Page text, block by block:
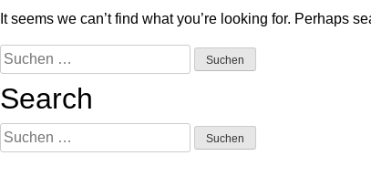
It seems we can’t find what you’re looking for. Perhaps
Suchen
nach:
Search
Suchen
nach: